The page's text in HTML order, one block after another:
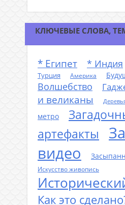
КЛЮЧЕВЫЕ СЛОВА,
* Египет * Индия
Турция
Америка
Волшебство
и великаны
метро
артефакты
видео
Искусство живопись
Как это